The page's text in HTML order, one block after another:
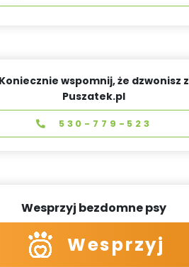
Koniecznie wspomnij, że dzwonisz z
Puszatek.pl
530-779-523
Wesprzyj bezdomne psy
Wesprzyj